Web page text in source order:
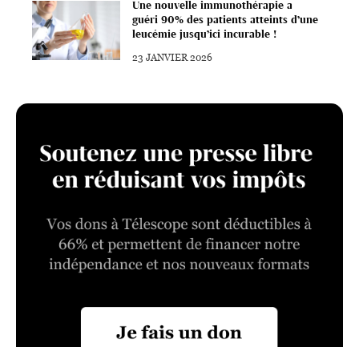
Une nouvelle immunothérapie a
guéri 90% des patients atteints d’une
leucémie jusqu’ici incurable !
23 JANVIER 2026